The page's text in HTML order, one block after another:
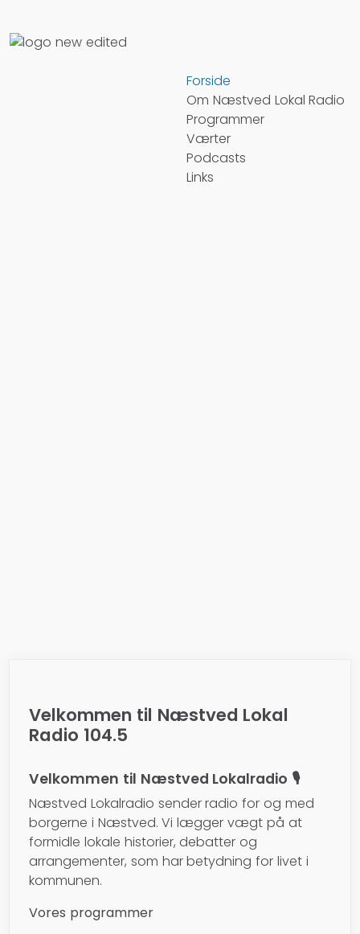
Forside
Om Næstved Lokal Radio
Programmer
Værter
Podcasts
Links
Velkommen til Næstved Lokal
Radio 104.5
Velkommen til Næstved Lokalradio 🎙️
Næstved Lokalradio sender radio for og med
borgerne i Næstved. Vi lægger vægt på at
formidle lokale historier, debatter og
arrangementer, som har betydning for livet i
kommunen.
Vores programmer